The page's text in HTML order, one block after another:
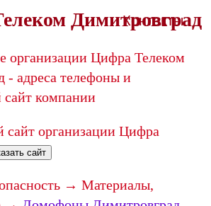
Контакты
Димитровград
организации Цифра Телеком
- адреса телефоны и
компании
организации Цифра
сайт
→ Материалы,